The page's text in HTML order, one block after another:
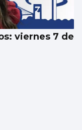
viernes 7 de